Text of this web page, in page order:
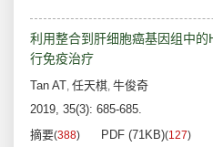
利用整合到肝细胞癌基因组中
行免疫治疗
Tan AT, 任天棋, 牛俊奇
2019, 35(3): 685-685.
摘要(388) PDF (71KB)(127)